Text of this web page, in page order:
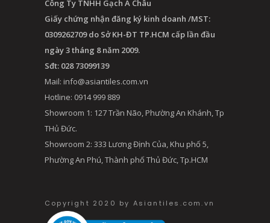
Công Ty TNHH Gạch Á Châu
Giấy chứng nhận đăng ký kinh doanh /MST:
0309262709 do Sở KH-ĐT TP.HCM cấp lần đầu
ngày 3 tháng 8 năm 2009.
Sđt: 028 73099139
Mail: info@asiantiles.com.vn
Hotline: 0914 999 889
Showroom 1: 127 Trần Não, Phường An Khánh, Tp
THủ Đức.
Showroom 2: 333 Lương Định Của, Khu phố 5,
Phường An Phú, Thành phố Thủ Đức, Tp.HCM
Copyright 2020 by Asiantiles.com.vn